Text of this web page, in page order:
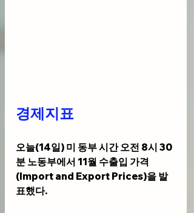
경제지표
오늘(14일) 미 동부 시간 오전 8시 30
분 노동부에서 11월 수출입 가격
(Import and Export Prices)을 발
표했다.